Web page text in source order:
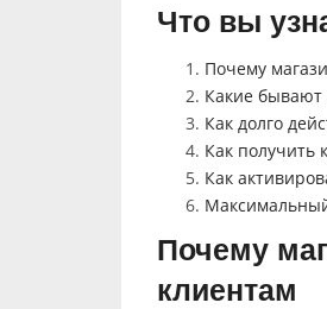
Что вы
Почему
Какие бывают
Как долго
Как получить
Как
Почему
клиентам